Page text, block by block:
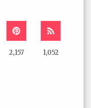
2,157 1,052